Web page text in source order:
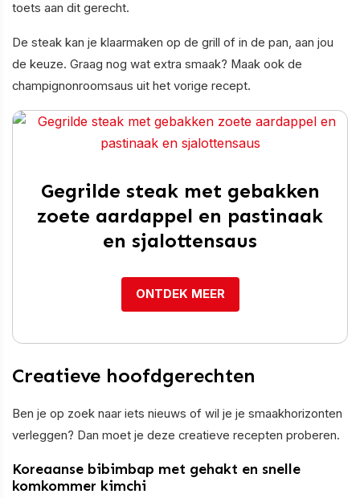
toets aan dit gerecht.
De steak kan je klaarmaken op de grill of in de pan, aan jou
de keuze. Graag nog wat extra smaak? Maak ook de
champignonroomsaus uit het vorige recept.
Gegrilde steak met gebakken
zoete aardappel en pastinaak
en sjalottensaus
ONTDEK MEER
Creatieve hoofdgerechten
Ben je op zoek naar iets nieuws of wil je je smaakhorizonten
verleggen? Dan moet je deze creatieve recepten proberen.
Koreaanse bibimbap met gehakt en snelle
komkommer kimchi